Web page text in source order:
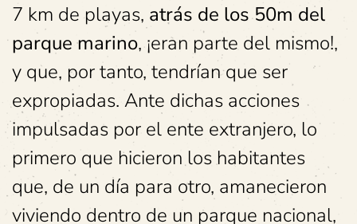
7 km de playas, atrás de los 50m del
parque marino, ¡eran parte del mismo!,
y que, por tanto, tendrían que ser
expropiadas. Ante dichas acciones
impulsadas por el ente extranjero, lo
primero que hicieron los habitantes
que, de un día para otro, amanecieron
viviendo dentro de un parque nacional,